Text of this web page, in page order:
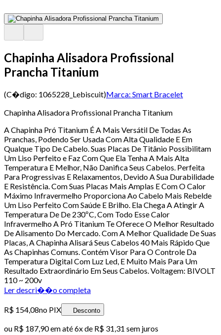
Chapinha Alisadora Profissional
Prancha Titanium
(C�digo: 1065228_Lebiscuit)Marca: Smart Bracelet
Chapinha Alisadora Profissional Prancha Titanium
A Chapinha Pró Titanium É A Mais Versátil De Todas As
Pranchas, Podendo Ser Usada Com Alta Qualidade E Em
Qualque Tipo De Cabelo. Suas Placas De Titânio Possibilitam
Um Liso Perfeito e Faz Com Que Ela Tenha A Mais Alta
Temperatura E Melhor, Não Danifica Seus Cabelos. Perfeita
Para Progressivas E Relaxamentos, Devido A Sua Durabilidade
E Resistência. Com Suas Placas Mais Amplas E Com O Calor
Máximo Infravermelho Proporciona Ao Cabelo Mais Rebelde
Um Liso Perfeito Com Saúde E Brilho. Ela Chega A Atingir A
Temperatura De De 230ºC, Com Todo Esse Calor
Infravermelho A Pró Titanium Te Oferece O Melhor Resultado
De Alisamento Do Mercado. Com A Melhor Qualidade De Suas
Placas, A Chapinha Alisará Seus Cabelos 40 Mais Rápido Que
As Chapinhas Comuns. Contém Visor Para O Controle Da
Temperatura Digital Com Luz Led, E Muito Mais Para Um
Resultado Extraordinário Em Seus Cabelos. Voltagem: BIVOLT
110 ~ 200v
Ler descri��o completa
R$ 154,08no PIX Desconto
ou R$ 187,90em até6x de R$ 31,31 sem juros